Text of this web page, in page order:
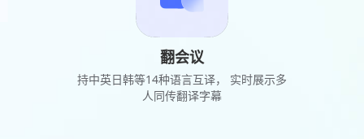
翻会议
持中英日韩等14种语言互译， 实时展示多
人同传翻译字幕